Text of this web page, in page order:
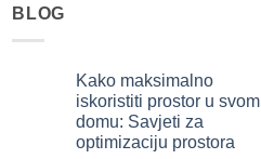
BLOG
Kako maksimalno
iskoristiti prostor u svom
domu: Savjeti za
optimizaciju prostora